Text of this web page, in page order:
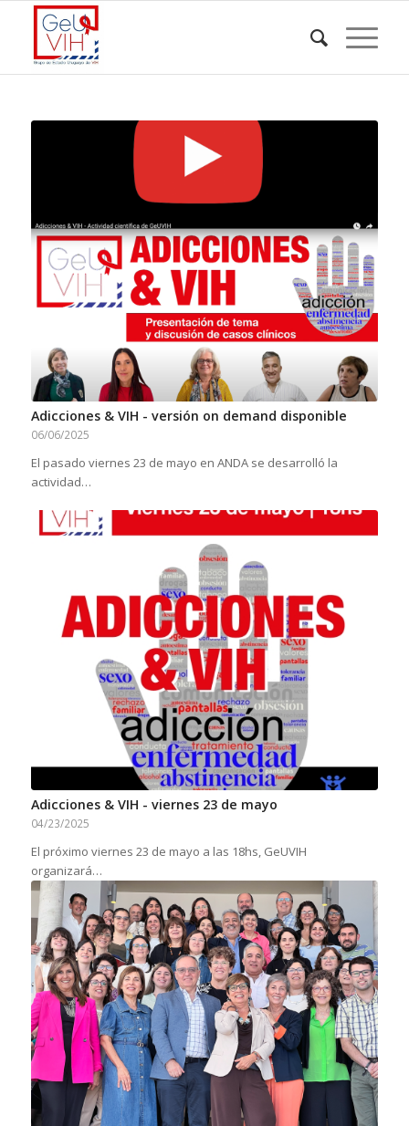
Adicciones & VIH - versión on demand disponible
06/06/2025
El pasado viernes 23 de mayo en ANDA se desarrolló la
actividad…
Adicciones & VIH - viernes 23 de mayo
04/23/2025
El próximo viernes 23 de mayo a las 18hs, GeUVIH
organizará…